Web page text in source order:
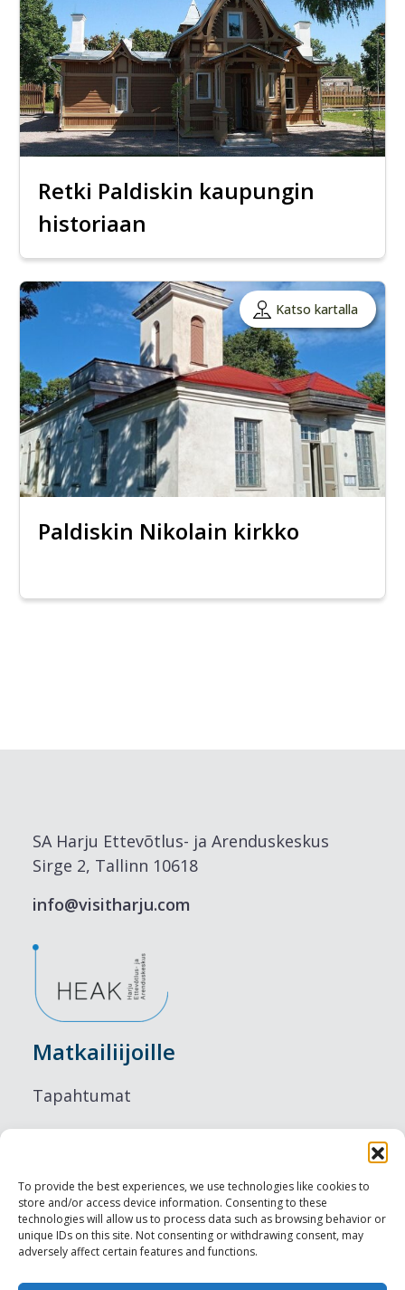
To provide the best experiences, we use technologies like cookies to
store and/or access device information. Consenting to these
technologies will allow us to process data such as browsing behavior or
unique IDs on this site. Not consenting or withdrawing consent, may
adversely affect certain features and functions.
Retki Paldiskin kaupungin
historiaan
Katso kartalla
Paldiskin Nikolain kirkko
SA Harju Ettevõtlus- ja Arenduskeskus
Sirge 2, Tallinn 10618
info@visitharju.com
Matkailiijoille
Tapahtumat
Ruokailu
Nähtävyydet
Visit Tallinn